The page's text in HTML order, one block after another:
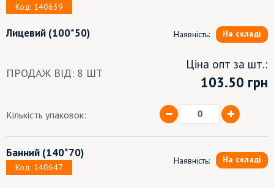
Код: 140639
Лицевий (100*50) Наявність: На складі
ПРОДАЖ ВІД: 8 ШТ
Ціна опт за шт.:
103.50 грн
Кількість упаковок:
Банний (140*70)
Код: 140647
Наявність: На складі